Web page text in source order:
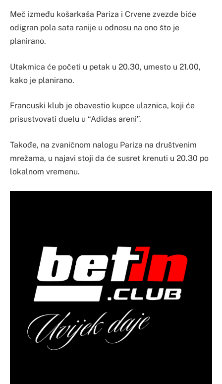
Meč između košarkaša Pariza i Crvene zvezde biće
odigran pola sata ranije u odnosu na ono što je
planirano.
Utakmica će početi u petak u 20.30, umesto u 21.00,
kako je planirano.
Francuski klub je obavestio kupce ulaznica, koji će
prisustvovati duelu u “Adidas areni”.
Takođe, na zvaničnom nalogu Pariza na društvenim
mrežama, u najavi stoji da će susret krenuti u 20.30 po
lokalnom vremenu.